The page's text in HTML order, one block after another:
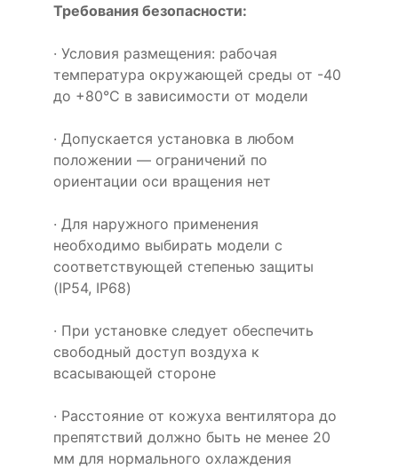
Требования безопасности:
· Условия размещения: рабочая
температура окружающей среды от -40
до +80°C в зависимости от модели
· Допускается установка в любом
положении — ограничений по
ориентации оси вращения нет
· Для наружного применения
необходимо выбирать модели с
соответствующей степенью защиты
(IP54, IP68)
· При установке следует обеспечить
свободный доступ воздуха к
всасывающей стороне
· Расстояние от кожуха вентилятора до
препятствий должно быть не менее 20
мм для нормального охлаждения